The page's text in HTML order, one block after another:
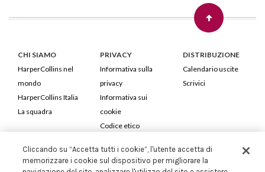
CHI SIAMO
HarperCollins nel
mondo
HarperCollins Italia
La squadra
PRIVACY
Informativa sulla
privacy
Informativa sui
cookie
Codice etico
DISTRIBUZIONE
Calendario uscite
Scrivici
HarperCollins Italia S.p.A. Viale Monte Nero, 84 - 20135 Milano
Cod. Fiscale e P.IVA 05946780151 - Capitale Sociale 258.250 €
Cliccando su “Accetta tutti i cookie”, l'utente accetta di
memorizzare i cookie sul dispositivo per migliorare la